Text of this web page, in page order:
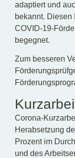
adaptiert und
bekannt.
COVID-19-
begegnet.
Zum besseren
Corona-
Herabsetzung
Prozent im
und des